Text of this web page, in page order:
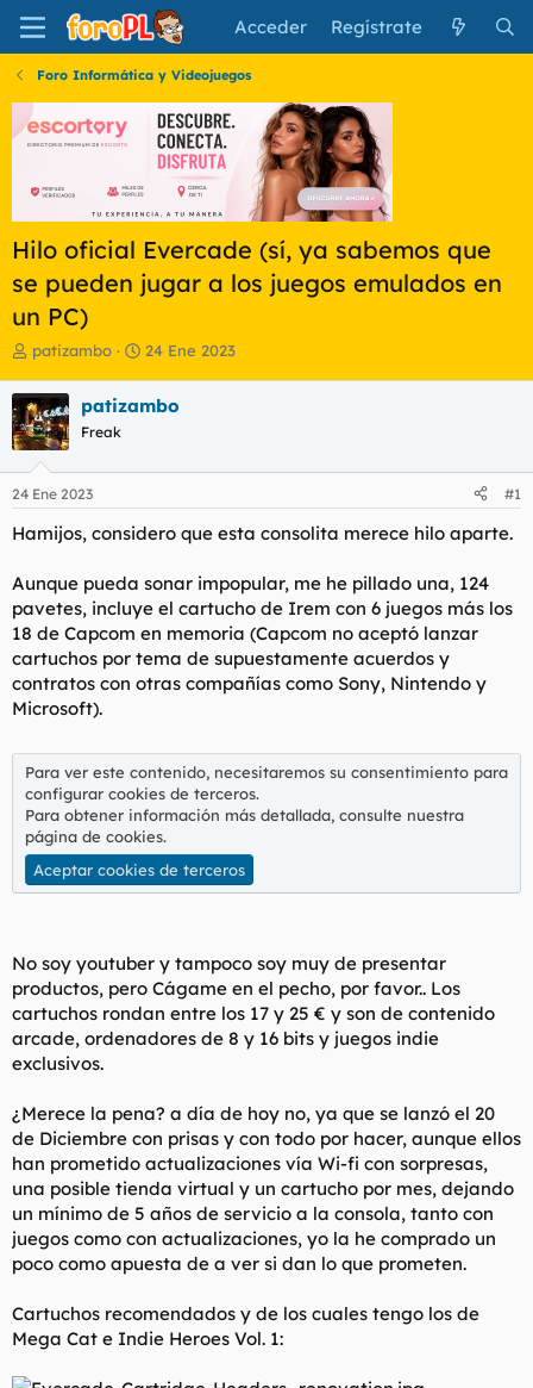
Acceder Regístrate
Foro Informática y Videojuegos
Hilo oficial Evercade (sí, ya sabemos que
se pueden jugar a los juegos emulados en
un PC)
I
i
c
i
a
d
o
d
l
t
e
m
a
patizambo
F
h
e
i
i
o
24 Ene 2023
patizambo
Freak
24 Ene 2023 #1
Hamijos, considero que esta consolita merece hilo aparte.
Aunque pueda sonar impopular, me he pillado una, 124
pavetes, incluye el cartucho de Irem con 6 juegos más los
18 de Capcom en memoria (Capcom no aceptó lanzar
cartuchos por tema de supuestamente acuerdos y
contratos con otras compañías como Sony, Nintendo y
Microsoft).
Para ver este contenido, necesitaremos su consentimiento para
configurar cookies de terceros.
Para obtener información más detallada, consulte nuestra
página de cookies.
Aceptar cookies de terceros
No soy youtuber y tampoco soy muy de presentar
productos, pero Cágame en el pecho, por favor.. Los
cartuchos rondan entre los 17 y 25 € y son de contenido
arcade, ordenadores de 8 y 16 bits y juegos indie
exclusivos.
¿Merece la pena? a día de hoy no, ya que se lanzó el 20
de Diciembre con prisas y con todo por hacer, aunque ellos
han prometido actualizaciones vía Wi-fi con sorpresas,
una posible tienda virtual y un cartucho por mes, dejando
un mínimo de 5 años de servicio a la consola, tanto con
juegos como con actualizaciones, yo la he comprado un
poco como apuesta de a ver si dan lo que prometen.
Cartuchos recomendados y de los cuales tengo los de
Mega Cat e Indie Heroes Vol. 1: